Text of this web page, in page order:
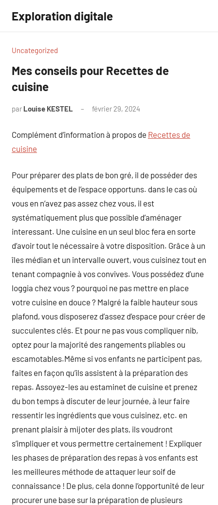
contenu
Exploration digitale
Uncategorized
Mes conseils pour Recettes de
cuisine
par Louise KESTEL février 29, 2024
Complément d’information à propos de Recettes de
cuisine
Pour préparer des plats de bon gré, il de posséder des
équipements et de l’espace opportuns. dans le cas où
vous en n’avez pas assez chez vous, il est
systématiquement plus que possible d’aménager
interessant. Une cuisine en un seul bloc fera en sorte
d’avoir tout le nécessaire à votre disposition. Grâce à un
îles médian et un intervalle ouvert, vous cuisinez tout en
tenant compagnie à vos convives. Vous possédez d’une
loggia chez vous ? pourquoi ne pas mettre en place
votre cuisine en douce ? Malgré la faible hauteur sous
plafond, vous disposerez d’assez d’espace pour créer de
succulentes clés. Et pour ne pas vous compliquer nib,
optez pour la majorité des rangements pliables ou
escamotables.Même si vos enfants ne participent pas,
faites en façon qu’ils assistent à la préparation des
repas. Assoyez-les au estaminet de cuisine et prenez
du bon temps à discuter de leur journée, à leur faire
ressentir les ingrédients que vous cuisinez, etc. en
prenant plaisir à mijoter des plats, ils voudront
s’impliquer et vous permettre certainement ! Expliquer
les phases de préparation des repas à vos enfants est
les meilleures méthode de attaquer leur soif de
connaissance ! De plus, cela donne l’opportunité de leur
procurer une base sur la préparation de plusieurs